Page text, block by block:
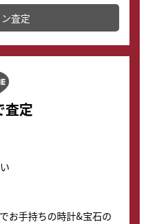
査定
査定
お手持ちの時計&宝石の